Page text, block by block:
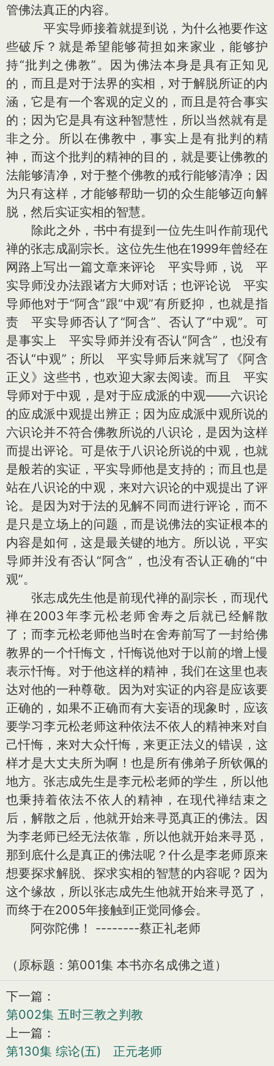
管佛法真正的内容。
平实导师接着就提到说，为什么祂要作这
些破斥？就是希望能够荷担如来家业，能够护
持“批判之佛教”。因为佛法本身是具有正知见
的，而且是对于法界的实相，对于解脱所证的内
涵，它是有一个客观的定义的，而且是符合事实
的；因为它是具有这种智慧性，所以当然就有是
非之分。所以在佛教中，事实上是有批判的精
神，而这个批判的精神的目的，就是要让佛教的
法能够清净，对于整个佛教的戒行能够清净；因
为只有这样，才能够帮助一切的众生能够迈向解
脱，然后实证实相的智慧。
除此之外，书中有提到一位先生叫作前现代
禅的张志成副宗长。这位先生他在1999年曾经在
网路上写出一篇文章来评论 平实导师，说 平
实导师没办法跟诸方大师对话；也评论说 平实
导师他对于“阿含”跟“中观”有所贬抑，也就是指
责 平实导师否认了“阿含”、否认了“中观”。可
是事实上 平实导师并没有否认“阿含”，也没有
否认“中观”；所以 平实导师后来就写了《阿含
正义》这些书，也欢迎大家去阅读。而且 平实
导师对于中观，是对于应成派的中观——六识论
的应成派中观提出辨正；因为应成派中观所说的
六识论并不符合佛教所说的八识论，是因为这样
而提出评论。可是依于八识论所说的中观，也就
是般若的实证，平实导师他是支持的；而且也是
站在八识论的中观，来对六识论的中观提出了评
论。是因为对于法的见解不同而进行评论，而不
是只是立场上的问题，而是说佛法的实证根本的
内容是如何，这是最关键的地方。所以说，平实
导师并没有否认“阿含”，也没有否认正确的“中
观”。
张志成先生他是前现代禅的副宗长，而现代
禅在2003年李元松老师舍寿之后就已经解散
了；而李元松老师他当时在舍寿前写了一封给佛
教界的一个忏悔文，忏悔说他对于以前的增上慢
表示忏悔。对于他这样的精神，我们在这里也表
达对他的一种尊敬。因为对实证的内容是应该要
正确的，如果不正确而有大妄语的现象时，应该
要学习李元松老师这种依法不依人的精神来对自
己忏悔，来对大众忏悔，来更正法义的错误，这
样才是大丈夫所为啊！也是所有佛弟子所钦佩的
地方。张志成先生是李元松老师的学生，所以他
也秉持着依法不依人的精神，在现代禅结束之
后，解散之后，他就开始来寻觅真正的佛法。因
为李老师已经无法依靠，所以他就开始来寻觅，
那到底什么是真正的佛法呢？什么是李老师原来
想要探求解脱、探求实相的智慧的内容呢？因为
这个缘故，所以张志成先生他就开始来寻觅了，
而终于在2005年接触到正觉同修会。
阿弥陀佛！ --------蔡正礼老师
（原标题：第001集 本书亦名成佛之道）
下一篇：
第002集 五时三教之判教
上一篇：
第130集 综论(五) 正元老师